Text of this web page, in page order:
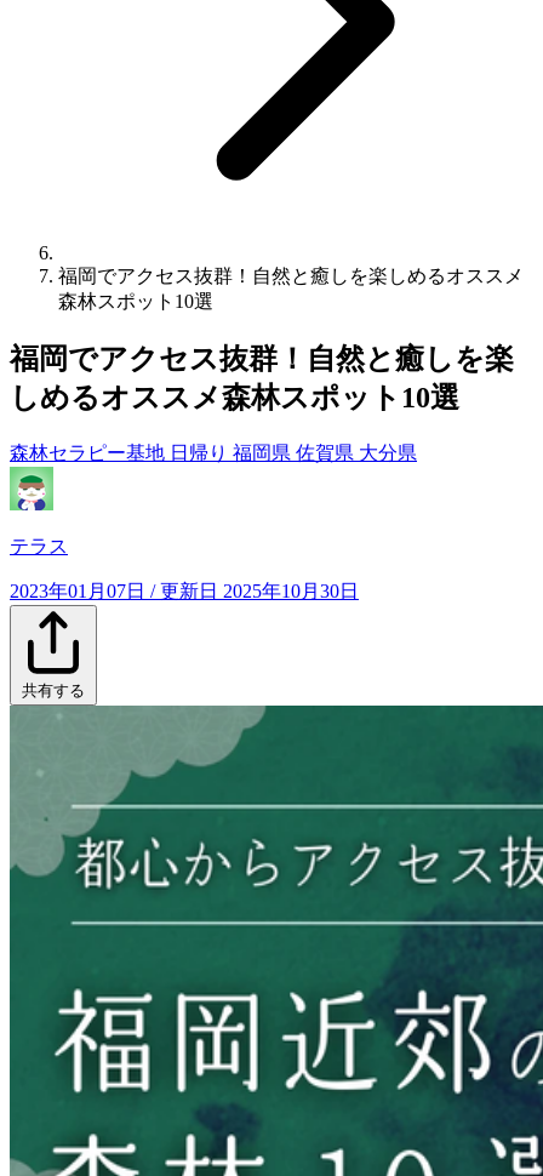
福岡でアクセス抜群！自然と癒しを楽しめるオススメ
森林スポット10選
福岡でアクセス抜群！自然と癒しを楽
しめるオススメ森林スポット10選
森林セラピー基地 日帰り 福岡県 佐賀県 大分県
テラス
2023年01月07日 / 更新日 2025年10月30日
共有する